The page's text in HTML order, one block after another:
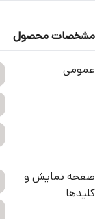
مشخصات محصول
عمومی
صفحه نمایش و
کلیدها